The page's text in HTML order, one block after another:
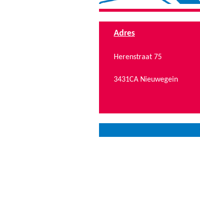
Adres
Herenstraat 75
3431CA Nieuwegein